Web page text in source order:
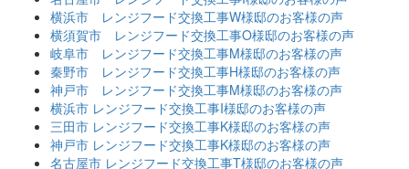
横浜市 レンジフード交換工事W様邸のお客様の声
横須賀市 レンジフード交換工事O様邸のお客様の声
岐阜市 レンジフード交換工事M様邸のお客様の声
秦野市 レンジフード交換工事H様邸のお客様の声
神戸市 レンジフード交換工事M様邸のお客様の声
横浜市 レンジフード交換工事I様邸のお客様の声
三田市 レンジフード交換工事K様邸のお客様の声
神戸市 レンジフード交換工事K様邸のお客様の声
名古屋市 レンジフード交換工事T様邸のお客様の声